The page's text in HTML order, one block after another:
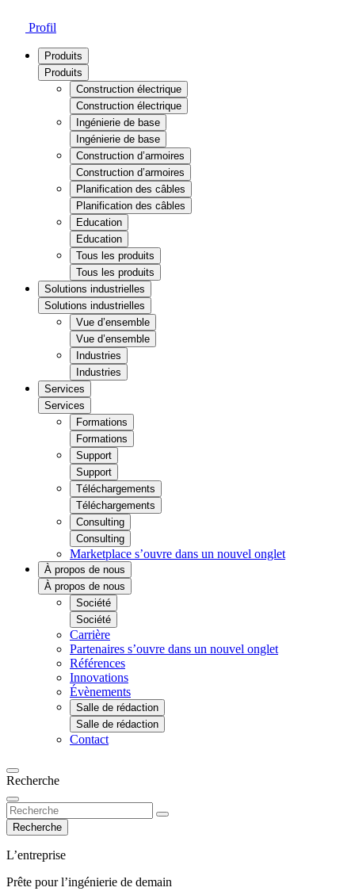
Profil
Produits
Produits
Construction électrique
Construction électrique
Ingénierie de base
Ingénierie de base
Construction d’armoires
Construction d’armoires
Planification des câbles
Planification des câbles
Education
Education
Tous les produits
Tous les produits
Solutions industrielles
Solutions industrielles
Vue d’ensemble
Vue d’ensemble
Industries
Industries
Services
Services
Formations
Formations
Support
Support
Téléchargements
Téléchargements
Consulting
Consulting
Marketplace s’ouvre dans un nouvel onglet
À propos de nous
À propos de nous
Société
Société
Carrière
Partenaires s’ouvre dans un nouvel onglet
Références
Innovations
Évènements
Salle de rédaction
Salle de rédaction
Contact
Recherche
Recherche
L’entreprise
Prête pour l’ingénierie de demain